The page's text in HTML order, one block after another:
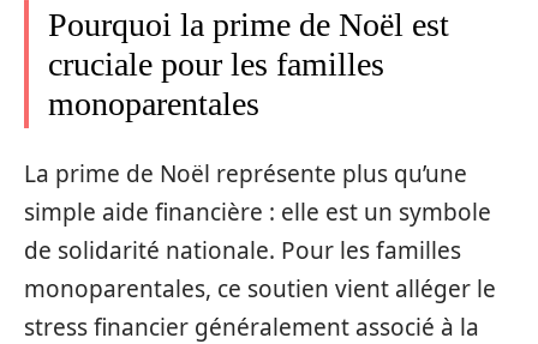
Pourquoi la prime de Noël est
cruciale pour les familles
monoparentales
La prime de Noël représente plus qu’une
simple aide financière : elle est un symbole
de solidarité nationale. Pour les familles
monoparentales, ce soutien vient alléger le
stress financier généralement associé à la